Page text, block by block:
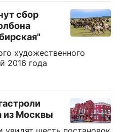
сбор
художественного
2016 года
из Москвы